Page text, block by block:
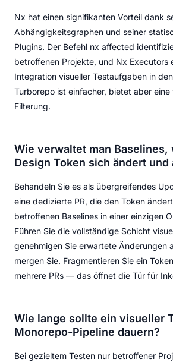
Nx hat einen signifikanten Vorteil dank
Abhängigkeitsgraphen und seiner
Plugins. Der Befehl nx affected
betroffenen Projekte, und Nx Executors
Integration visueller Testaufgaben in
Turborepo ist einfacher, bietet aber
Filterung.
Wie verwaltet man Baselines,
Design Token sich ändert
Behandeln Sie es als übergreifendes
eine dedizierte PR, die den Token
betroffenen Baselines in einer einzigen
Führen Sie die vollständige Schicht
genehmigen Sie erwartete Änderungen
mergen Sie. Fragmentieren Sie ein
mehrere PRs — das öffnet die Tür für
Wie lange sollte ein visueller
Monorepo-Pipeline dauern?
Bei gezieltem Testen nur betroffener